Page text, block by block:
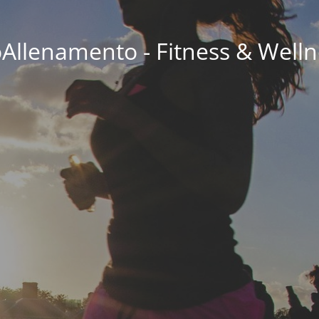
- Fitness &